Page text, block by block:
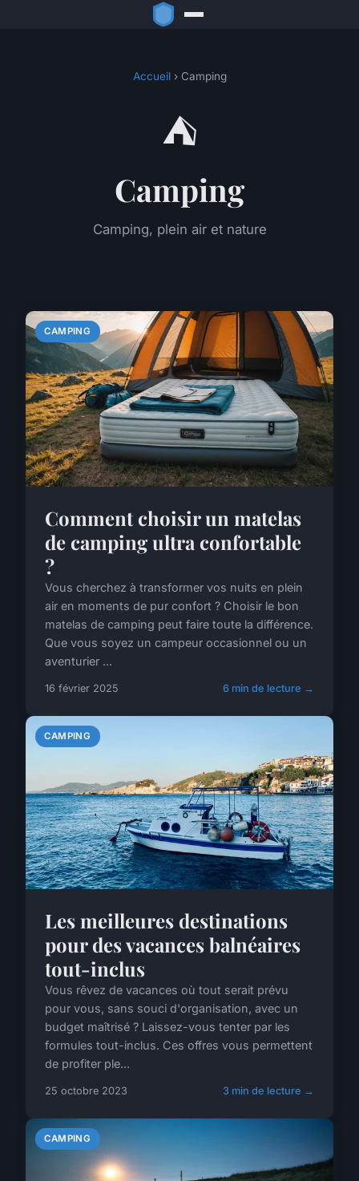
Accueil› Camping
⛺
Camping
Camping, plein air et nature
CAMPING
Comment choisir un matelas
de camping ultra confortable
?
Vous cherchez à transformer vos nuits en plein
air en moments de pur confort ? Choisir le bon
matelas de camping peut faire toute la différence.
Que vous soyez un campeur occasionnel ou un
aventurier ...
16 février 2025 6 min de lecture →
CAMPING
Les meilleures destinations
pour des vacances balnéaires
tout-inclus
Vous rêvez de vacances où tout serait prévu
pour vous, sans souci d'organisation, avec un
budget maîtrisé ? Laissez-vous tenter par les
formules tout-inclus. Ces offres vous permettent
de profiter ple...
25 octobre 2023 3 min de lecture →
CAMPING